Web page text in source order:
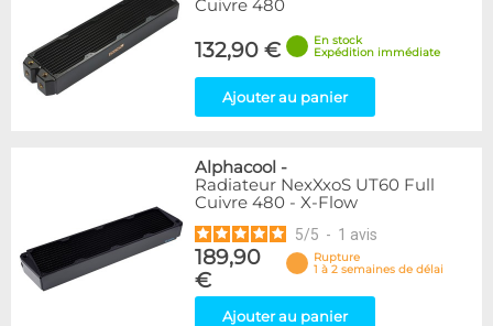
Cuivre 480
132,90 €
En stock
Expédition immédiate
Ajouter au panier
Alphacool -
Radiateur NexXxoS UT60 Full
Cuivre 480 - X-Flow
5/5 - 1 avis
189,90
€
Rupture
1 à 2 semaines de délai
Ajouter au panier